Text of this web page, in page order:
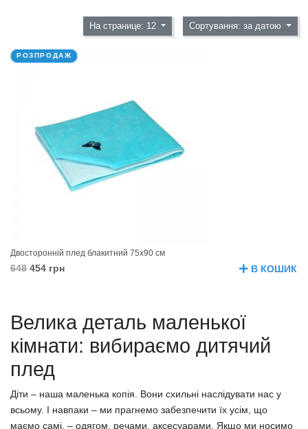
На странице: 12 Сортування: за датою
РОЗПРОДАЖ
Двосторонній плед блакитний 75х90 см
648 454 грн В КОШИК
Велика деталь маленької
кімнати: вибираємо дитячий
плед
Діти – наша маленька копія. Вони схильні наслідувати нас у
всьому. І навпаки – ми прагнемо забезпечити їх усім, що
маємо самі, – одягом, речами, аксесуарами. Якщо ми носимо